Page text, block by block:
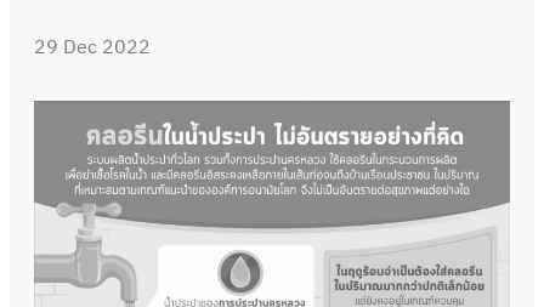
29 Dec 2022